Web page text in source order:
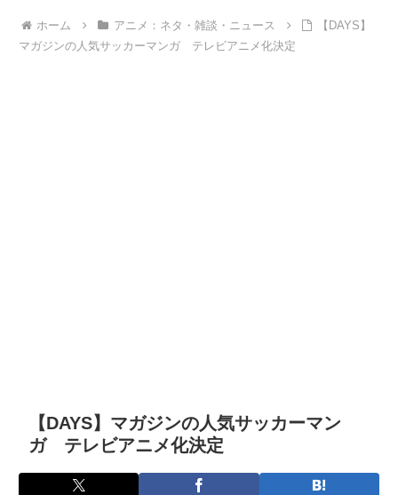
ホーム アニメ：ネタ・雑談・ニュース
【DAYS】
マガジンの人気サッカーマンガ テレビアニメ化決定
【DAYS】マガジンの人気サッカーマン
ガ テレビアニメ化決定